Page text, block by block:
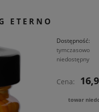
ETERNO
Dostępność:
tymczasowo
niedostępny
Cena:
towar